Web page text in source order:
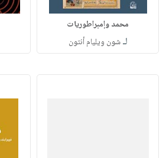
محمد وإمبراطوريات
لـشون ويليام أنتون